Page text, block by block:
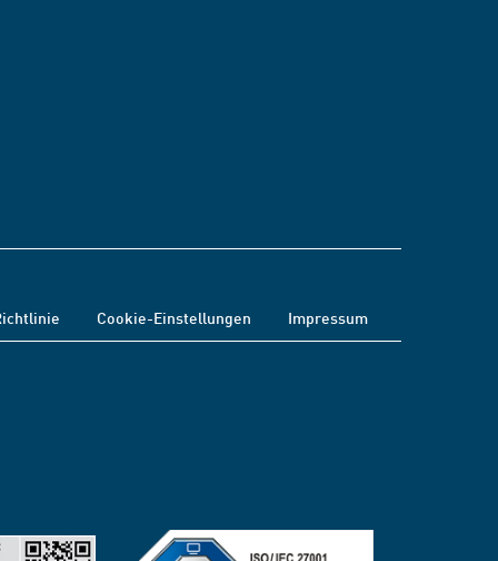
Cookie-Einstellungen Impressum